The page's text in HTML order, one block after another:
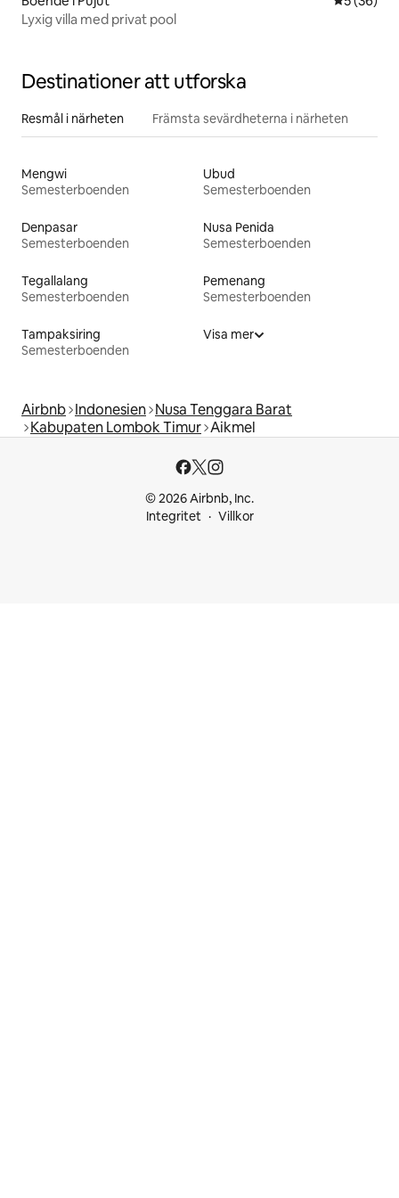
Lyxig villa med privat pool
Destinationer att utforska
Resmål i närheten Främsta sevärdheterna i närheten
Mengwi
Semesterboenden
Ubud
Semesterboenden
Denpasar
Semesterboenden
Nusa Penida
Semesterboenden
Tegallalang
Semesterboenden
Pemenang
Semesterboenden
Tampaksiring
Semesterboenden
Visa mer
Airbnb Indonesien Nusa Tenggara Barat
Kabupaten Lombok Timur Aikmel
© 2026 Airbnb, Inc.
Integritet
Villkor